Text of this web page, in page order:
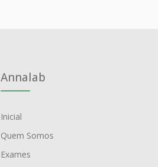
Annalab
Inicial
Quem Somos
Exames